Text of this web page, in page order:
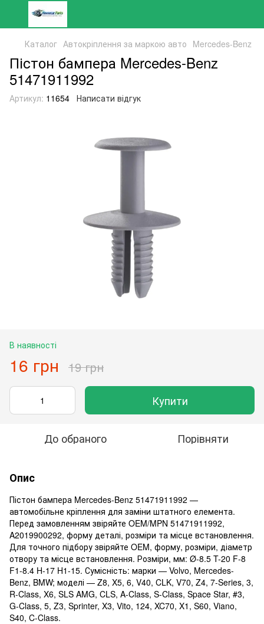
Каталог Автокріплення за маркою авто Mercedes-Benz
Пістон бампера Mercedes-Benz
51471911992
Артикул: 11654 Написати відгук
В наявності
16 грн 19 грн
Купити
До обраного Порівняти
Опис
Пістон бампера Mercedes-Benz 51471911992 —
автомобільне кріплення для заміни штатного елемента.
Перед замовленням звіряйте OEM/MPN 51471911992,
A2019900292, форму деталі, розміри та місце встановлення.
Для точного підбору звіряйте OEM, форму, розміри, діаметр
отвору та місце встановлення. Розміри, мм: Ø-8.5 T-20 F-8
F1-8.4 H-17 H1-15. Сумісність: марки — Volvo, Mercedes-
Benz, BMW; моделі — Z8, X5, 6, V40, CLK, V70, Z4, 7-Series, 3,
R-Class, X6, SLS AMG, CLS, A-Class, S-Class, Space Star, #3,
G-Class, 5, Z3, Sprinter, X3, Vito, 124, XC70, X1, S60, Viano,
S40, C-Class.